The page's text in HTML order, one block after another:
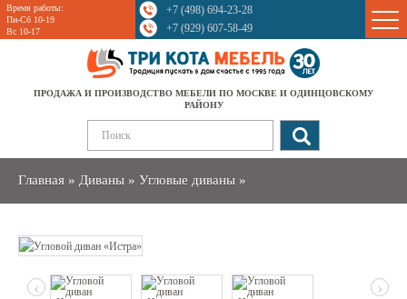
Время работы:
Пн-Сб 10-19
Вс 10-17
+7 (498) 694-23-28
+7 (929) 607-58-49
ПРОДАЖА И ПРОИЗВОДСТВО МЕБЕЛИ ПО МОСКВЕ И ОДИНЦОВСКОМУ
РАЙОНУ
Главная » Диваны » Угловые диваны »
Sale
‹ ›